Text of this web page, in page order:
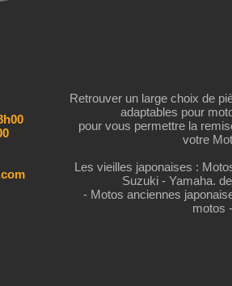
Retrouver un large choix de
adaptables pour
pour vous permettre la
votre
Les vieilles japonaises :
Suzuki - Yamaha.
- Motos anciennes
motos -